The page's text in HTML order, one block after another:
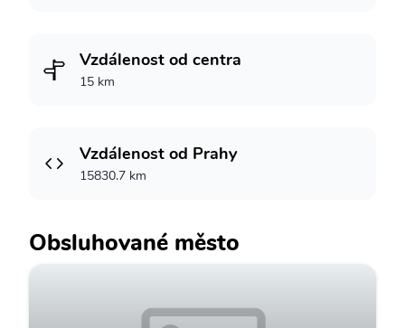
Vzdálenost od centra
15 km
Vzdálenost od Prahy
15830.7 km
Obsluhované město